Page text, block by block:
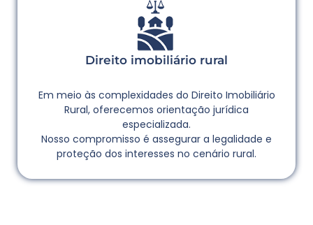
Direito imobiliário rural
Em meio às complexidades do Direito Imobiliário
Rural, oferecemos orientação jurídica
especializada.
Nosso compromisso é assegurar a legalidade e
proteção dos interesses no cenário rural.